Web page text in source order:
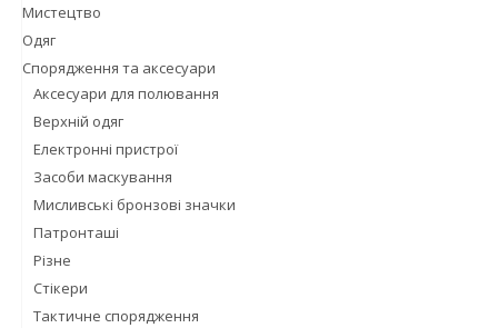
Мистецтво
Одяг
Спорядження та аксесуари
Аксесуари для полювання
Верхнiй одяг
Електронні пристрої
Засоби маскування
Мисливські бронзові значки
Патронташі
Різне
Стікери
Тактичне спорядження